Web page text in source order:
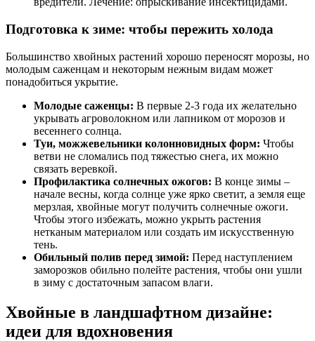
Подготовка к зиме: чтобы пережить холода
Большинство хвойных растений хорошо переносят морозы, но
молодым саженцам и некоторым нежным видам может
понадобиться укрытие.
Молодые саженцы: В первые 2-3 года их желательно
укрывать агроволокном или лапником от морозов и
весеннего солнца.
Туи, можжевельники колонновидных форм: Чтобы
ветви не сломались под тяжестью снега, их можно
связать веревкой.
Профилактика солнечных ожогов: В конце зимы –
начале весны, когда солнце уже ярко светит, а земля еще
мерзлая, хвойные могут получить солнечные ожоги.
Чтобы этого избежать, можно укрыть растения
нетканым материалом или создать им искусственную
тень.
Обильный полив перед зимой: Перед наступлением
заморозков обильно полейте растения, чтобы они ушли
в зиму с достаточным запасом влаги.
Хвойные в ландшафтном дизайне:
идеи для вдохновения